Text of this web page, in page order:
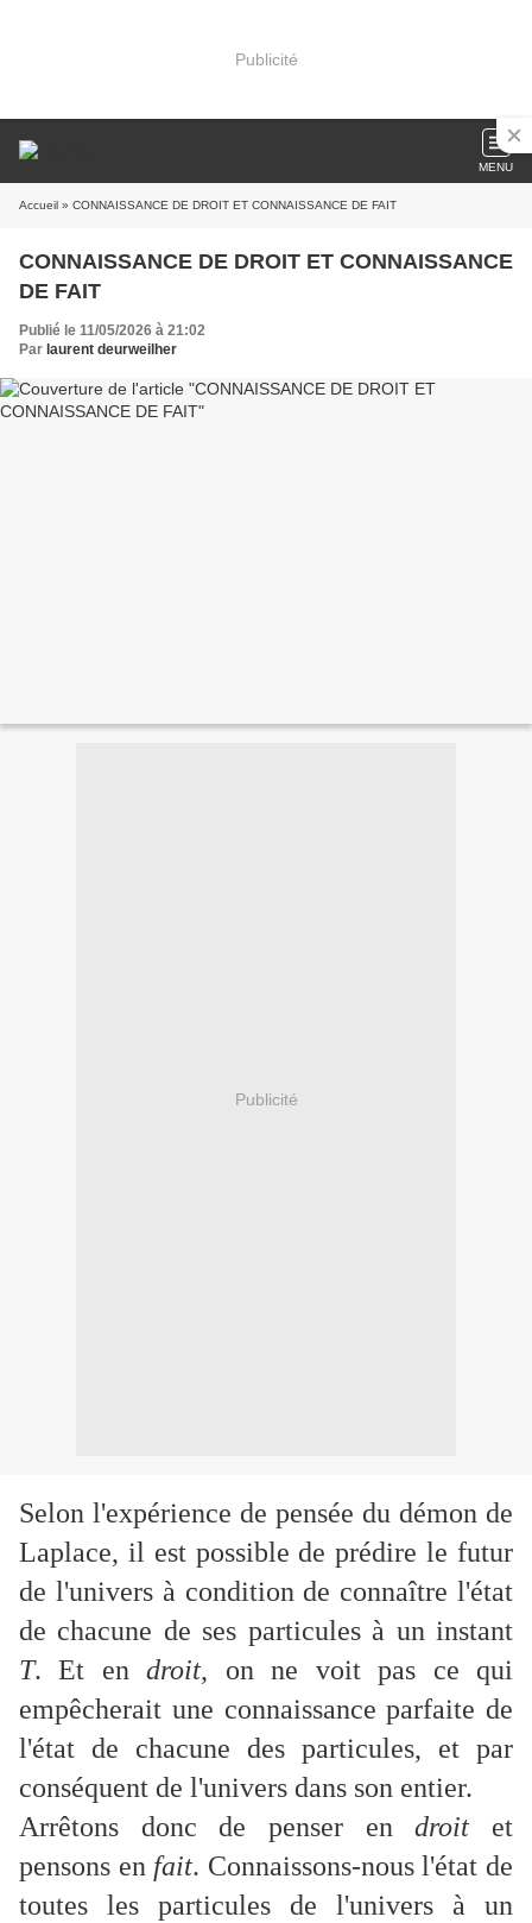
Publicité
MENU
Accueil » CONNAISSANCE DE DROIT ET CONNAISSANCE DE FAIT
CONNAISSANCE DE DROIT ET CONNAISSANCE
DE FAIT
Publié le 11/05/2026 à 21:02
Par laurent deurweilher
Publicité
Selon l'expérience de pensée du démon de
Laplace, il est possible de prédire le futur
de l'univers à condition de connaître l'état
de chacune de ses particules à un instant
T. Et endroit, on ne voit pas ce qui
empêcherait une connaissance parfaite de
l'état de chacune des particules, et par
conséquent de l'univers dans son entier.
Arrêtons donc de penser endroit et
pensons en fait. Connaissons-nous l'état de
toutes les particules de l'univers à un